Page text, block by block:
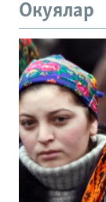
Окуялар